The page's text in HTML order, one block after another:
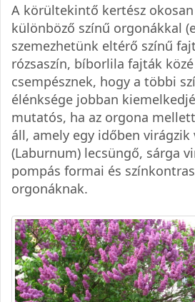
A körültekintő kertész
különböző színű orgonákkal
szemezhetünk eltérő színű
rózsaszín, bíborlila fajták
csempésznek, hogy a többi
élénksége jobban
mutatós, ha az orgona
áll, amely egy időben virágzik
(Laburnum) lecsüngő, sárga
pompás formai és
orgonáknak.